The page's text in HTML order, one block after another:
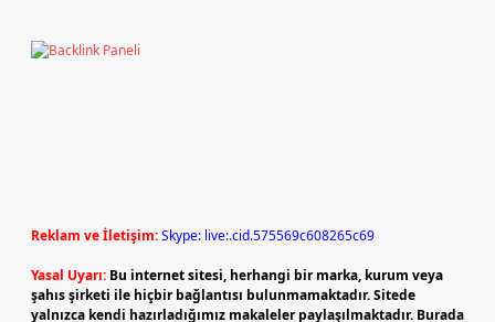
Reklam ve İletişim:Skype: live:.cid.575569c608265c69
Yasal Uyarı: Bu internet sitesi, herhangi bir marka, kurum veya
şahıs şirketi ile hiçbir bağlantısı bulunmamaktadır. Sitede
yalnızca kendi hazırladığımız makaleler paylaşılmaktadır. Burada